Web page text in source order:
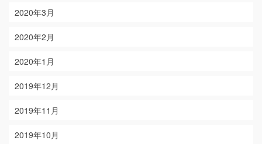
2020年3月
2020年2月
2020年1月
2019年12月
2019年11月
2019年10月